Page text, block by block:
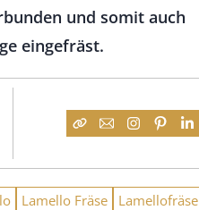
und somit auch
eingefräst.
Lamello Fräse
Lamellofräse